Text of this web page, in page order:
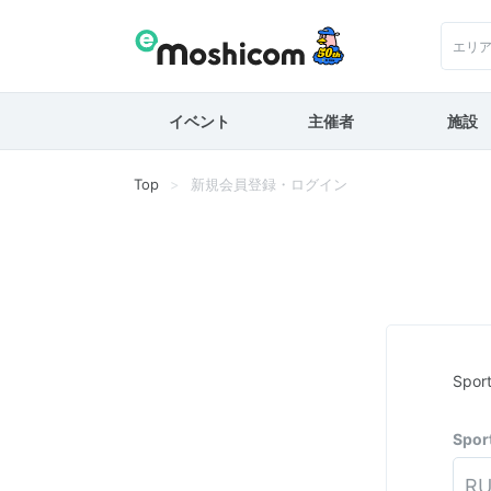
エリ
イベント 主催者 施設
Top 新規会員登録・ログイン